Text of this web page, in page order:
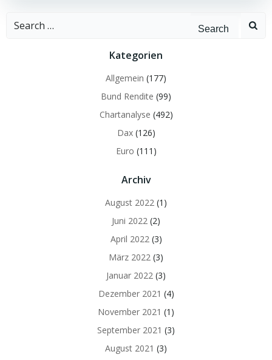
Search
Kategorien
Allgemein (177)
Bund Rendite (99)
Chartanalyse (492)
Dax(126)
Euro (111)
Archiv
August 2022 (1)
Juni 2022 (2)
April 2022(3)
März 2022 (3)
Januar 2022 (3)
Dezember 2021 (4)
November 2021 (1)
September 2021 (3)
August 2021 (3)